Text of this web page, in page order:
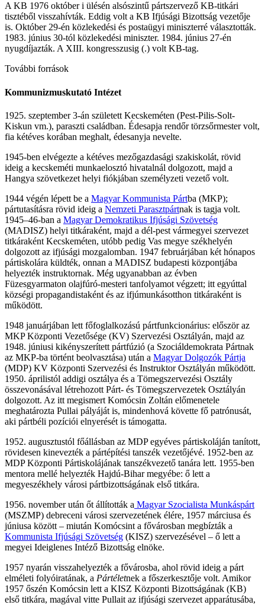
A KB 1976 október i ülésén alsószintű pártszervező KB-titkári
tisztéből visszahívták. Eddig volt a KB Ifjúsági Bizottság vezetője
is. Október 29-én közlekedési és postaügyi miniszterré választották.
1983. június 30-tól közlekedési miniszter. 1984. június 27-én
nyugdíjazták. A XIII. kongresszusig (.) volt KB-tag.
További források
Kommunizmuskutató Intézet
1925. szeptember 3-án született Kecskeméten (Pest-Pilis-Solt-
Kiskun vm.), paraszti családban. Édesapja rendőr törzsőrmester volt,
fia kétéves korában meghalt, édesanyja nevelte.
1945-ben elvégezte a kétéves mezőgazdasági szakiskolát, rövid
ideig a kecskeméti munkaelosztó hivatalnál dolgozott, majd a
Hangya szövetkezet helyi fiókjában személyzeti vezető volt.
1944 végén lépett be a Magyar Kommunista Pártba (MKP);
pártutasításra rövid ideig a Nemzeti Parasztpártnak is tagja volt.
1945–46-ban a Magyar Demokratikus Ifjúsági Szövetség
(MADISZ) helyi titkáraként, majd a dél-pest vármegyei szervezet
titkáraként Kecskeméten, utóbb pedig Vas megye székhelyén
dolgozott az ifjúsági mozgalomban. 1947 februárjában két hónapos
pártiskolára küldték, onnan a MADISZ budapesti központjába
helyezték instruktornak. Még ugyanabban az évben
Füzesgyarmaton olajfúró-mesteri tanfolyamot végzett; itt egyúttal
községi propagandistaként és az ifjúmunkásotthon titkáraként is
működött.
1948 januárjában lett főfoglalkozású pártfunkcionárius: először az
MKP Központi Vezetősége (KV) Szervezési Osztályán, majd az
1948. júniusi kikényszerített pártfúzió (a Szociáldemokrata Pártnak
az MKP-ba történt beolvasztása) után a Magyar Dolgozók Pártja
(MDP) KV Központi Szervezési és Instruktor Osztályán működött.
1950. áprilistól addigi osztálya és a Tömegszervezési Osztály
összevonásával létrehozott Párt- és Tömegszervezetek Osztályán
dolgozott. Az itt megismert Komócsin Zoltán előmenetele
meghatározta Pullai pályáját is, mindenhová követte fő patrónusát,
aki pártbéli pozíciói elnyerését is támogatta.
1952. augusztustól főállásban az MDP egyéves pártiskoláján tanított,
rövidesen kinevezték a pártépítési tanszék vezetőjévé. 1952-ben az
MDP Központi Pártiskolájának tanszékvezető tanára lett. 1955-ben
mentora mellé helyezték Hajdú-Bihar megyébe: ő lett a
megyeszékhely városi pártbizottságának első titkára.
1956. november után őt állították a Magyar Szocialista Munkáspárt
(MSZMP) debreceni városi szervezetének élére, 1957 márciusa és
júniusa között – miután Komócsint a fővárosban megbízták a
Kommunista Ifjúsági Szövetség (KISZ) szervezésével – ő lett a
megyei Ideiglenes Intéző Bizottság elnöke.
1957 nyarán visszahelyezték a fővárosba, ahol rövid ideig a párt
elméleti folyóiratának, a Pártéletnek a főszerkesztője volt. Amikor
1957 őszén Komócsin lett a KISZ Központi Bizottságának (KB)
első titkára, magával vitte Pullait az ifjúsági szervezet apparátusába,